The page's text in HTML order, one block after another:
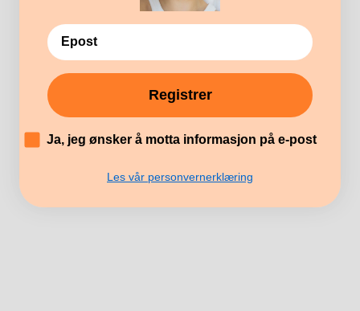
HISTORIEN OM OSS
Registrer
´ Ja, jeg ønsker å motta informasjon på e-post
Les vår personvernerklæring